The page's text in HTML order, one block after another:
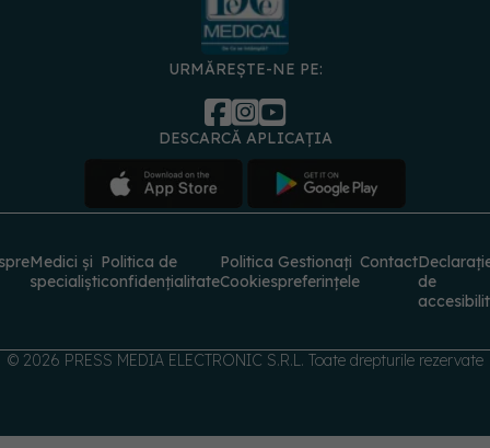
URMĂREȘTE-NE PE:
DESCARCĂ APLICAȚIA
specialiști confidențialitate Cookies preferințele
de